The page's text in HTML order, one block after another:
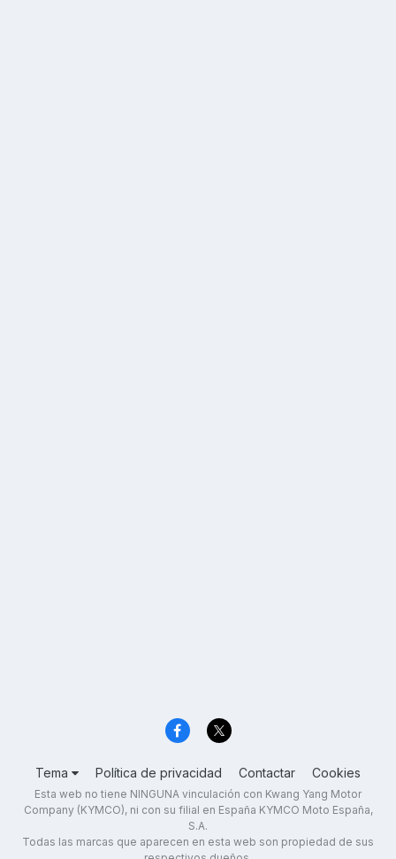
Tema Política de privacidad Contactar Cookies
Esta web no tiene NINGUNA vinculación con Kwang Yang Motor
Company (KYMCO), ni con su filial en España KYMCO Moto España,
S.A.
Todas las marcas que aparecen en esta web son propiedad de sus